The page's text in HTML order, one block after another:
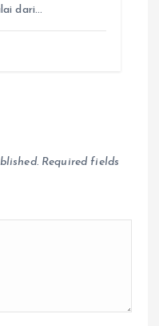
dari…
Required fields